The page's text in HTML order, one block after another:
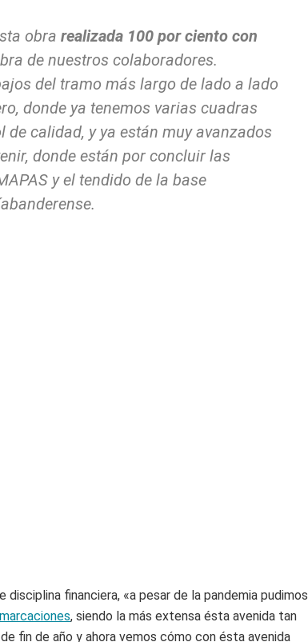
obra realizada 100 por ciento con
de nuestros colaboradores.
del tramo más largo de lado a lado
donde ya tenemos varias cuadras
calidad, y ya están muy avanzados
donde están por concluir las
y el tendido de la base
financiera, «a pesar de la pandemia pudimos
, siendo la más extensa ésta avenida tan
fin de año y ahora vemos cómo con ésta avenida